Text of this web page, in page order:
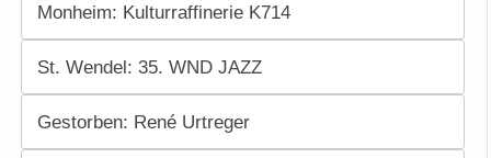
Monheim: Kulturraffinerie K714
St. Wendel: 35. WND JAZZ
Gestorben: René Urtreger